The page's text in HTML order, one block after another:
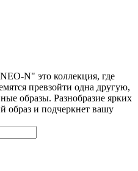
N" это коллекция, где
превзойти одна другую,
образы. Разнобразие ярких
образ и подчеркнет вашу